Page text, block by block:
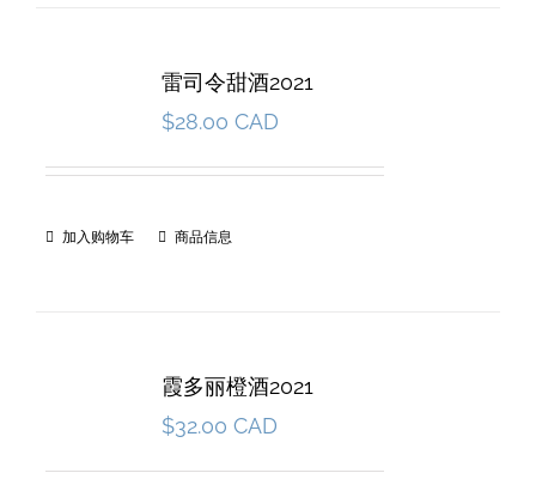
雷司令甜酒2021
$28.00 CAD
加入购物车 商品信息
霞多丽橙酒2021
$32.00 CAD